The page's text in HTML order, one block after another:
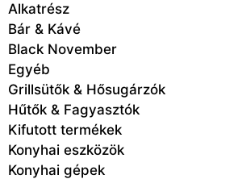
Alkatrész
Bár & Kávé
Black November
Egyéb
Grillsütők & Hősugárzók
Hűtők & Fagyasztók
Kifutott termékek
Konyhai eszközök
Konyhai gépek